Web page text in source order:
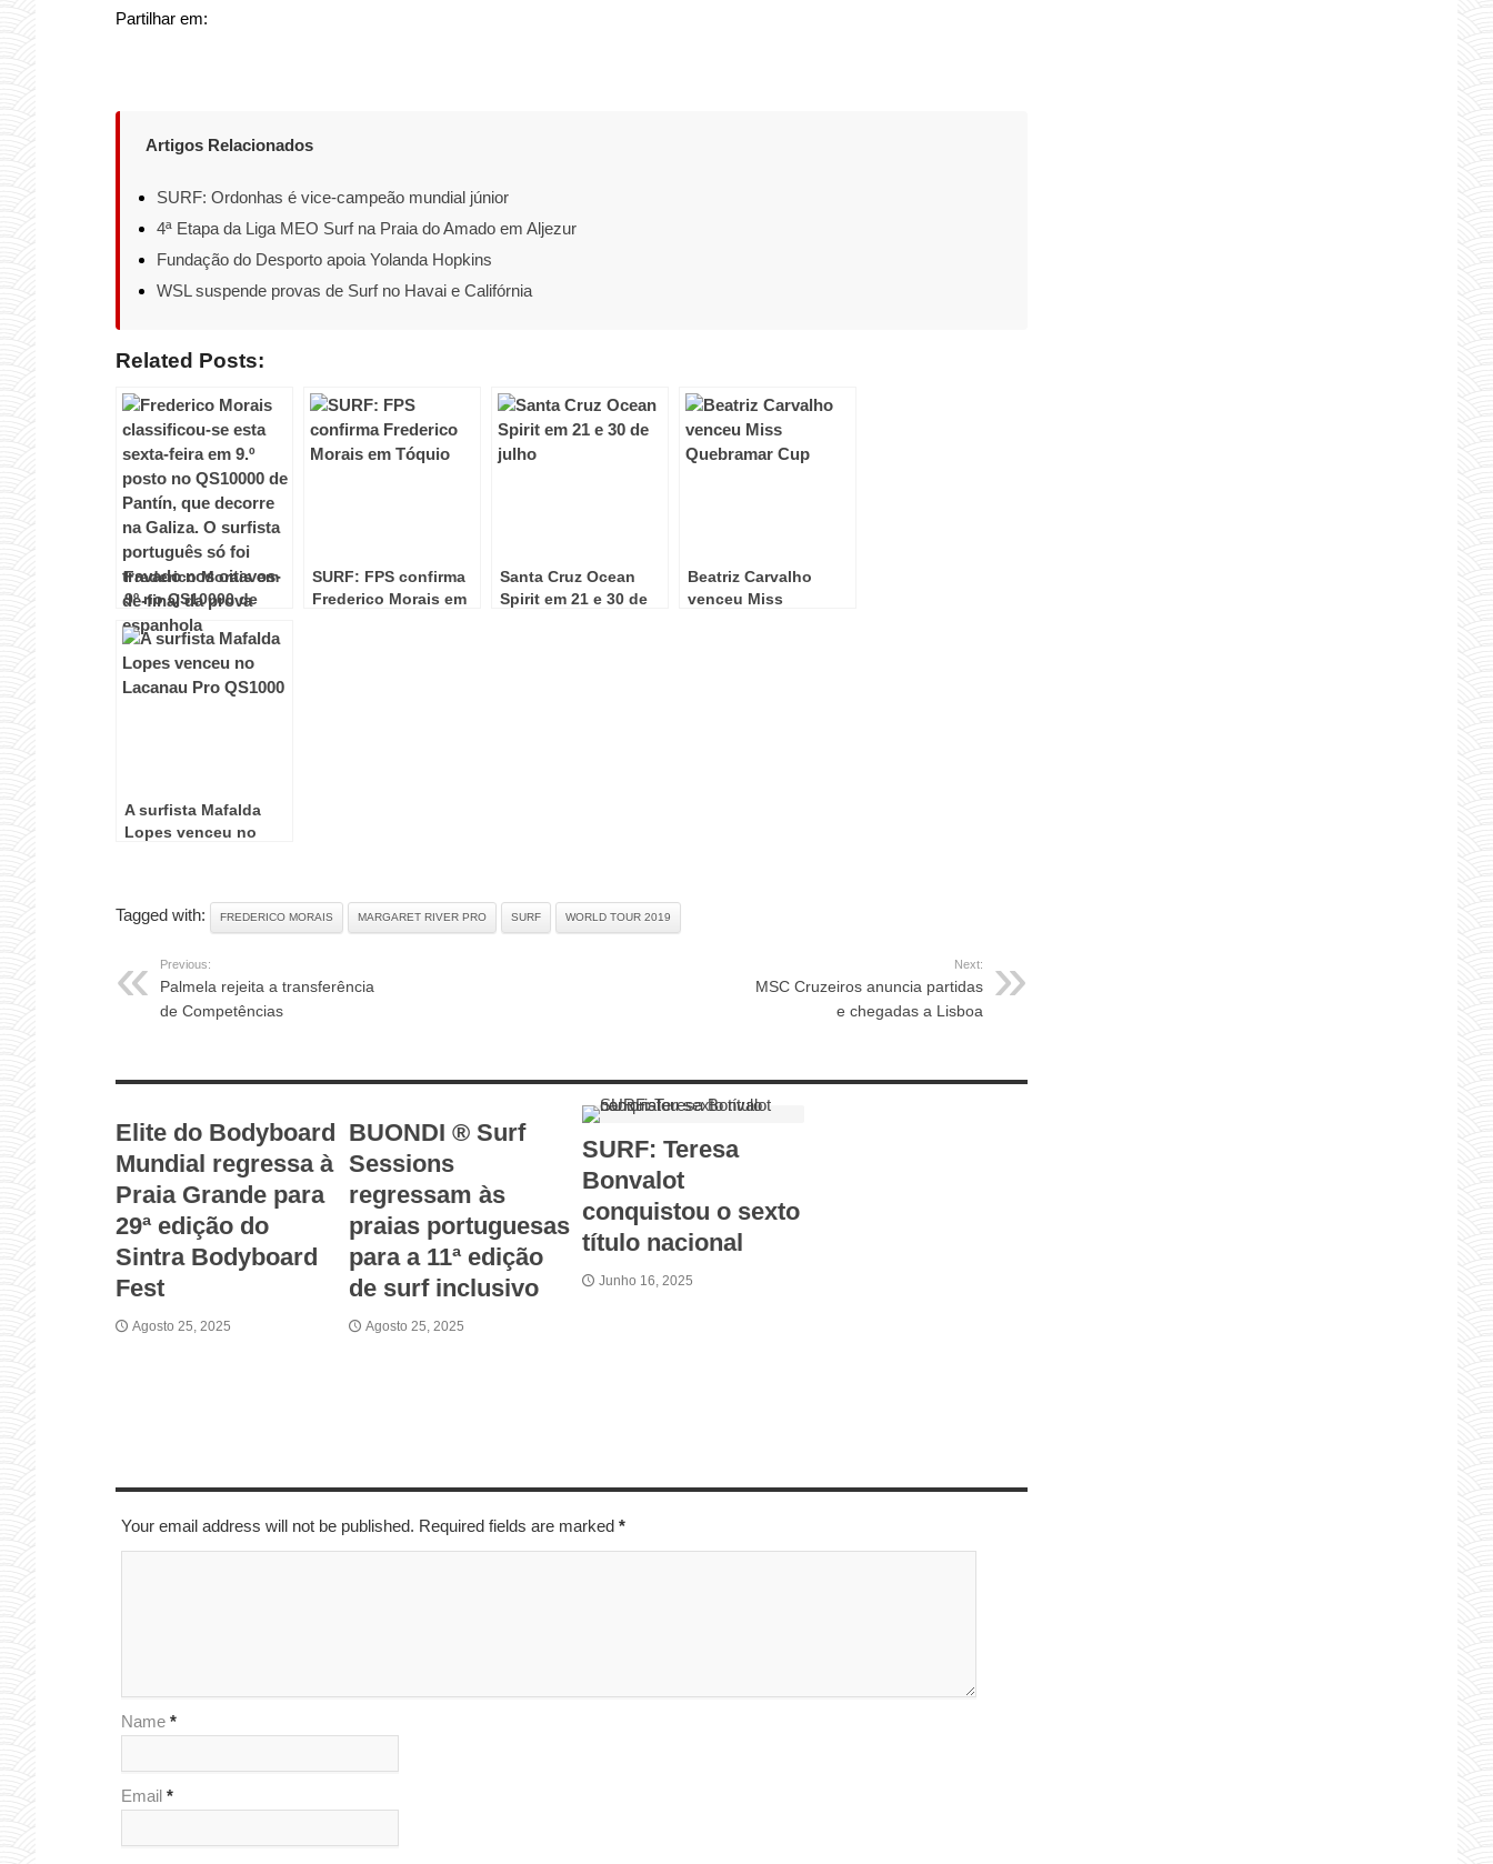
Partilhar em:
Artigos Relacionados
SURF: Ordonhas é vice-campeão mundial júnior
4ª Etapa da Liga MEO Surf na Praia do Amado em Aljezur
Fundação do Desporto apoia Yolanda Hopkins
WSL suspende provas de Surf no Havai e Califórnia
Related Posts:
Frederico Morais em
9º no QS10000 de
Pantín
SURF: FPS confirma
Frederico Morais em
Santa Cruz Ocean
Spirit em 21 e 30 de
Beatriz Carvalho
venceu Miss
A surfista Mafalda
Lopes venceu no
Tagged with: FREDERICO MORAIS MARGARET RIVER PRO SURF WORLD TOUR 2019
Previous:
Palmela rejeita a transferência
de Competências
Next:
MSC Cruzeiros anuncia partidas
e chegadas a Lisboa
Elite do Bodyboard
Mundial regressa à
Praia Grande para
29ª edição do
Sintra Bodyboard
Fest
Agosto 25, 2025
BUONDI ® Surf
Sessions
regressam às
praias portuguesas
para a 11ª edição
de surf inclusivo
Agosto 25, 2025
SURF: Teresa
Bonvalot
conquistou o sexto
título nacional
Junho 16, 2025
Your email address will not be published. Required fields are marked *
Name *
Email *